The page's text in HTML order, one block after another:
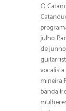
O
julho.
de
mineira
banda